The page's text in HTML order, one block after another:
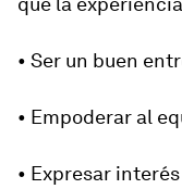
• Ser un buen
• Empoderar al
• Expresar